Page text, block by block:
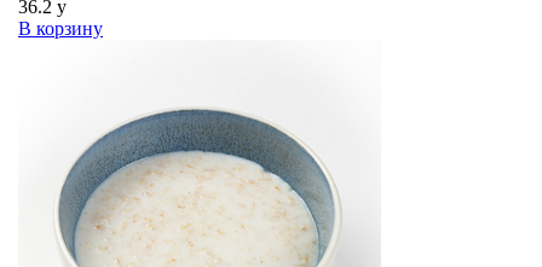
36.2 у
В корзину